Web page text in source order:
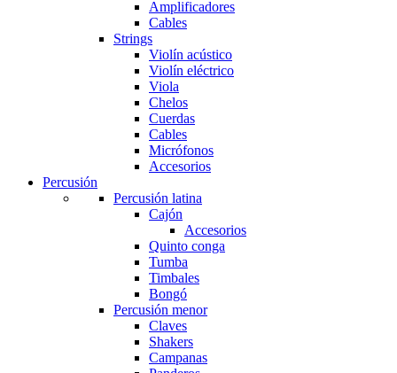
Amplificadores
Cables
Strings
Violín acústico
Violín eléctrico
Viola
Chelos
Cuerdas
Cables
Micrófonos
Accesorios
Percusión
Percusión latina
Cajón
Accesorios
Quinto conga
Tumba
Timbales
Bongó
Percusión menor
Claves
Shakers
Campanas